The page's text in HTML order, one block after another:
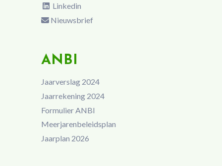
Linkedin
Nieuwsbrief
ANBI
Jaarverslag 2024
Jaarrekening 2024
Formulier ANBI
Meerjarenbeleidsplan
Jaarplan 2026